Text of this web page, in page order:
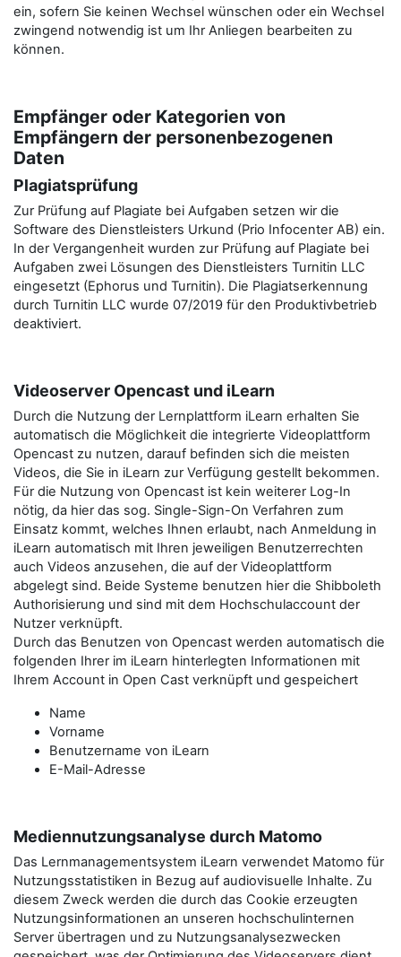
ein, sofern Sie keinen Wechsel wünschen oder ein Wechsel
zwingend notwendig ist um Ihr Anliegen bearbeiten zu
können.
Empfänger oder Kategorien von
Empfängern der personenbezogenen
Daten
Plagiatsprüfung
Zur Prüfung auf Plagiate bei Aufgaben setzen wir die
Software des Dienstleisters Urkund (Prio Infocenter AB) ein.
In der Vergangenheit wurden zur Prüfung auf Plagiate bei
Aufgaben zwei Lösungen des Dienstleisters Turnitin LLC
eingesetzt (Ephorus und Turnitin). Die Plagiatserkennung
durch Turnitin LLC wurde 07/2019 für den Produktivbetrieb
deaktiviert.
Videoserver Opencast und iLearn
Durch die Nutzung der Lernplattform iLearn erhalten Sie
automatisch die Möglichkeit die integrierte Videoplattform
Opencast zu nutzen, darauf befinden sich die meisten
Videos, die Sie in iLearn zur Verfügung gestellt bekommen.
Für die Nutzung von Opencast ist kein weiterer Log-In
nötig, da hier das sog. Single-Sign-On Verfahren zum
Einsatz kommt, welches Ihnen erlaubt, nach Anmeldung in
iLearn automatisch mit Ihren jeweiligen Benutzerrechten
auch Videos anzusehen, die auf der Videoplattform
abgelegt sind. Beide Systeme benutzen hier die Shibboleth
Authorisierung und sind mit dem Hochschulaccount der
Nutzer verknüpft.
Durch das Benutzen von Opencast werden automatisch die
folgenden Ihrer im iLearn hinterlegten Informationen mit
Ihrem Account in Open Cast verknüpft und gespeichert
Name
Vorname
Benutzername von iLearn
E-Mail-Adresse
Mediennutzungsanalyse durch Matomo
Das Lernmanagementsystem iLearn verwendet Matomo für
Nutzungsstatistiken in Bezug auf audiovisuelle Inhalte. Zu
diesem Zweck werden die durch das Cookie erzeugten
Nutzungsinformationen an unseren hochschulinternen
Server übertragen und zu Nutzungsanalysezwecken